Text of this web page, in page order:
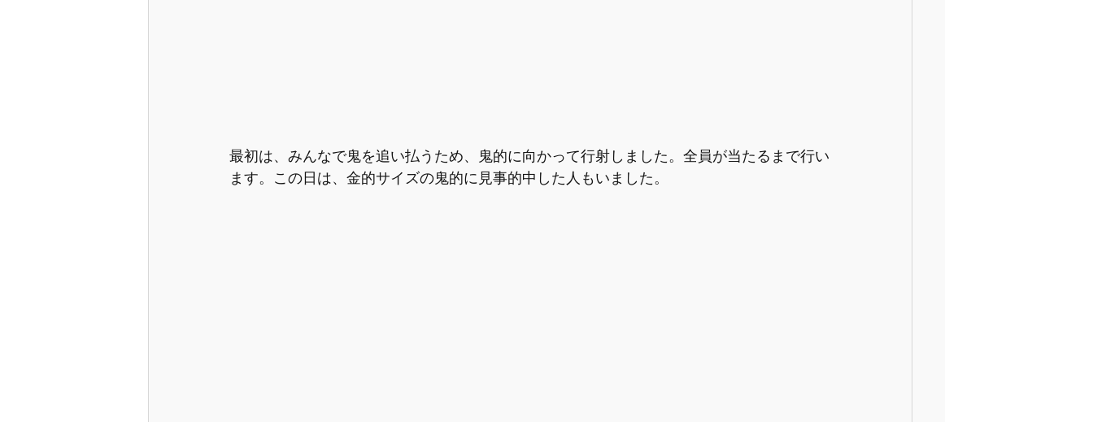
最初は、みんなで鬼を追い払うため、鬼的に向かって行射しました。全員が当たるまで行い
ます。この日は、金的サイズの鬼的に見事的中した人もいました。